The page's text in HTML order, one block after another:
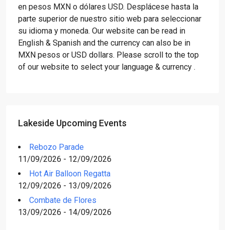
en pesos MXN o dólares USD. Desplácese hasta la
parte superior de nuestro sitio web para seleccionar
su idioma y moneda. Our website can be read in
English & Spanish and the currency can also be in
MXN pesos or USD dollars. Please scroll to the top
of our website to select your language & currency .
Lakeside Upcoming Events
Rebozo Parade
11/09/2026 - 12/09/2026
Hot Air Balloon Regatta
12/09/2026 - 13/09/2026
Combate de Flores
13/09/2026 - 14/09/2026